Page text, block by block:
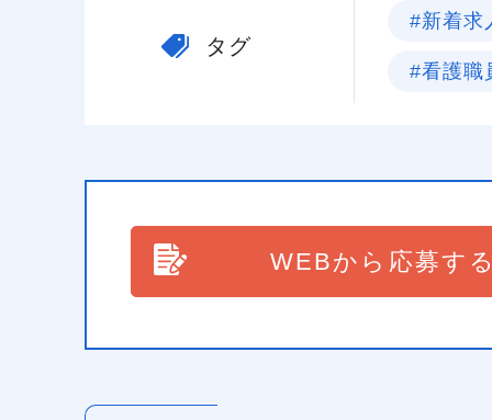
タグ
#新着求
#看護職
WEBから応募す